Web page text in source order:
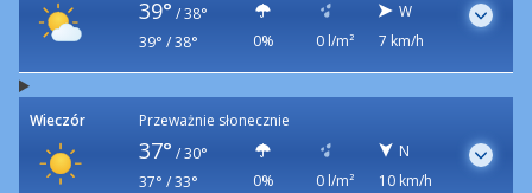
39° / 38°
39° / 38°
0% 0 l/m²
W
7 km/h
Wieczór Przeważnie słonecznie
37° / 30°
37° / 33°
0% 0 l/m²
N
10 km/h